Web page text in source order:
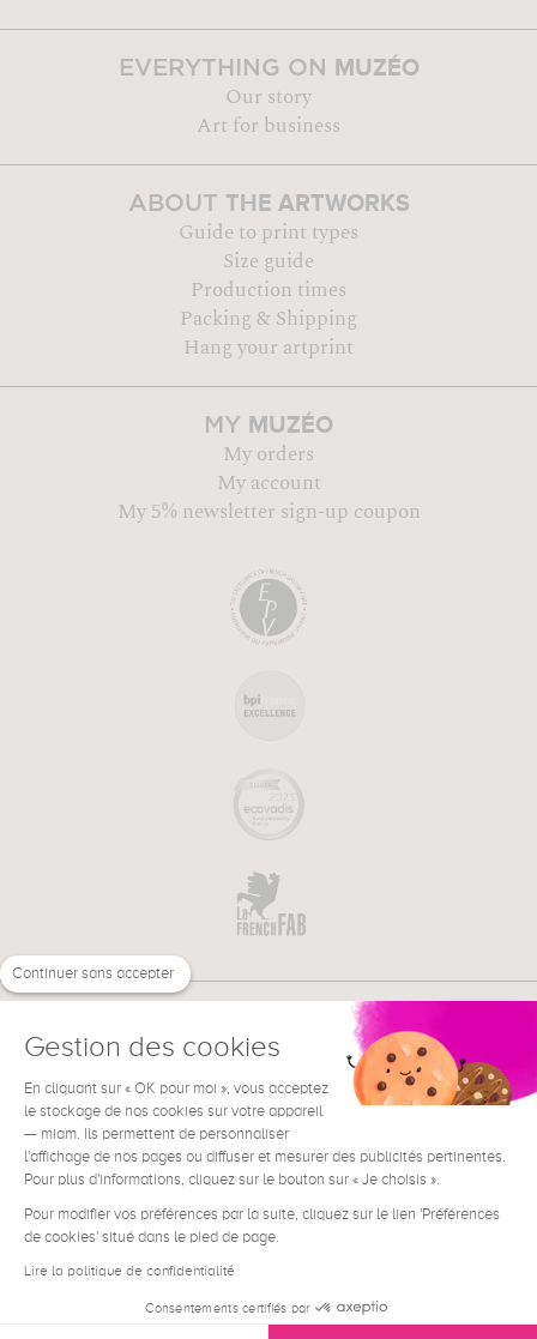
EVERYTHING ON MUZÉO
Our story
Art for business
ABOUT THE ARTWORKS
Guide to print types
Size guide
Production times
Packing & Shipping
Hang your artprint
MY MUZÉO
My orders
My account
My 5% newsletter sign-up coupon
NEED HELP ? € EN
Terms & Conditions
Legal Notice
Contact
Continuer sans accepter
Gestion des cookies
En cliquant sur « OK pour moi », vous acceptez
le stockage de nos cookies sur votre appareil
— miam. Ils permettent de personnaliser
l'affichage de nos pages ou diffuser et mesurer des publicités pertinentes.
Pour plus d'informations, cliquez sur le bouton sur « Je choisis ».
Pour modifier vos préférences par la suite, cliquez sur le lien 'Préférences
de cookies' situé dans le pied de page.
Lire la politique de confidentialité
Consentements certifiés par